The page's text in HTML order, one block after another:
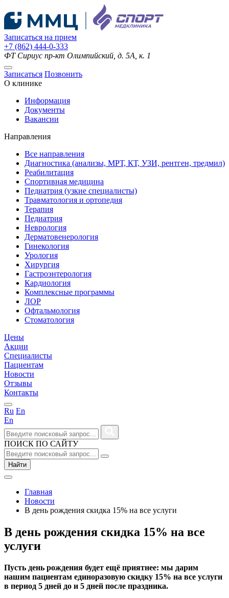
Записаться на прием
+7 (862) 444-0-333
ФТ Сириус пр-кт Олимпийский, д. 5А, к. 1
Записаться Позвонить
О клинике
Информация
Документы
Вакансии
Направления
Все направления
Диагностика (анализы, МРТ, КТ, УЗИ, рентген, тредмил)
Реабилитация
Спортивная медицина
Педиатрия (узкие специалисты)
Травматология и ортопедия
Терапия
Педиатрия
Неврология
Дерматовенерология
Гинекология
Урология
Хирургия
Гастроэнтерология
Кардиология
Комплексные программы
ЛОР
Офтальмология
Стоматология
Цены
Акции
Специалисты
Пациентам
Новости
Отзывы
Контакты
Ru En
En
ПОИСК ПО САЙТУ
Найти
Главная
Новости
В день рождения скидка 15% на все услуги
В день рождения скидка 15% на все
услуги
Пусть день рождения будет ещё приятнее: мы дарим
нашим пациентам единоразовую скидку 15% на все услуги
в период 5 дней до и 5 дней после праздника.